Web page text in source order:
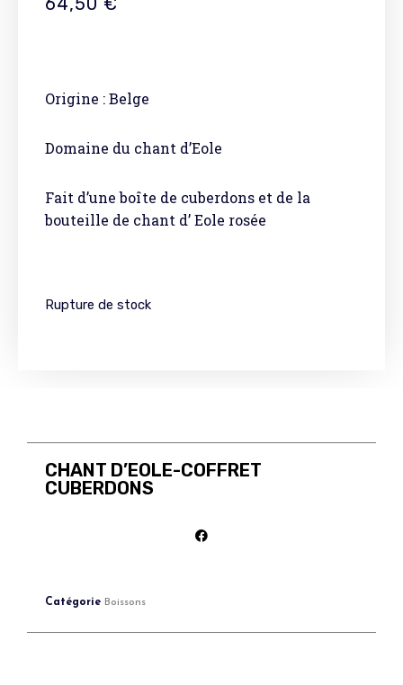
Origine : Belge
Domaine du chant d’Eole
Fait d’une boîte de cuberdons et de la
bouteille de chant d’ Eole rosée
Rupture de stock
CHANT D’EOLE-COFFRET
CUBERDONS
Catégorie Boissons